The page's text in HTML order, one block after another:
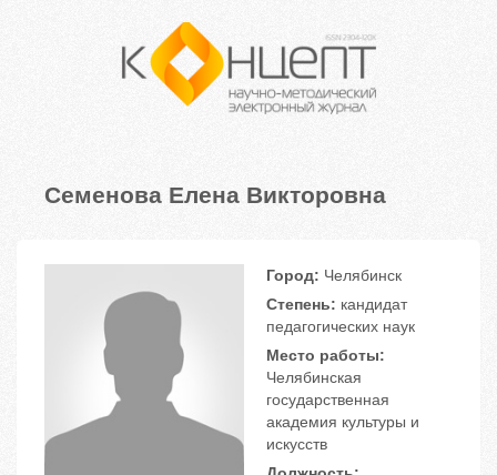
Семенова Елена Викторовна
Город: Челябинск
Степень: кандидат
педагогических наук
Место работы:
Челябинская
государственная
академия культуры и
искусств